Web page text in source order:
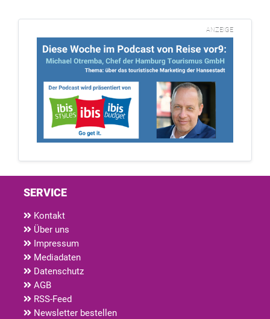
ANZEIGE
SERVICE
Kontakt
Über uns
Impressum
Mediadaten
Datenschutz
AGB
RSS-Feed
Newsletter bestellen